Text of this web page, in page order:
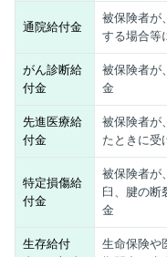
通院給付金
被保険者が
する場合等
がん診断給
付金
被保険者が
金
先進医療給
付金
被保険者が
たときに受
特定損傷給
付金
被保険者が
臼、腱の断
金
生存給付
生命保険や